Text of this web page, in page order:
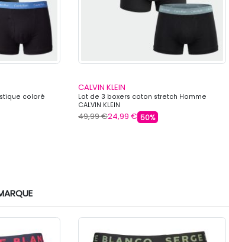
coloré
CALVIN KLEIN
Lot de 3 boxers coton stretch Homme
CALVIN KLEIN
49,99 €24,99 € 50%